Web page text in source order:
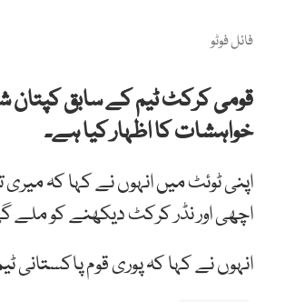
فائل فوٹو
قومی کرکٹ ٹیم کے سابق کپتان
خواہشات کا اظہار کیا ہے۔
اپنی ٹوئٹ میں انہوں نے کہا کہ
اچھی اور نڈر کرکٹ دیکھنے کو ملے
انہوں نے کہا کہ پوری قوم